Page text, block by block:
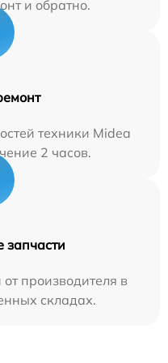
и обратно.
техники Midea
2 часов.
запчасти
производителя в
складах.